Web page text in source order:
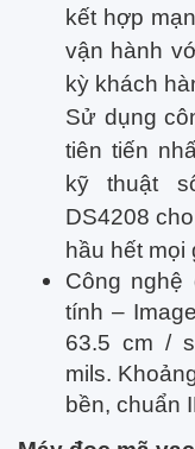
kết hợp
vận hành
kỳ khách
Sử dụng
tiên tiến
kỹ thuật
DS4208
hầu hết mọi
Công nghệ
tính –
63.5 cm /
mils.
bền, chuẩn